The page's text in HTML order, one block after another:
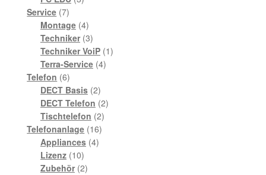
Service 77
Produkte
Montage 44
Produkte
Techniker 33
Produkte
Techniker VoiP 11
Terra-Service 44
Telefon 66
Produkte
DECT Basis 22
Produkte
DECT Telefon 22
Tischtelefon 22
Produkte
Telefonanlage 1616
Appliances 44
Lizenz 1010
Produkte
Zubehör 22